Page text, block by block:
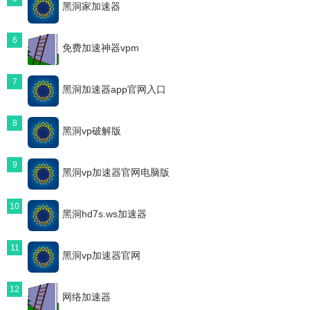
黑洞家加速器
6
免费加速神器vpm
7
黑洞加速器app官网入口
8
黑洞vp破解版
9
黑洞vp加速器官网电脑版
10
黑洞hd7s.ws加速器
11
黑洞vp加速器官网
12
网络加速器